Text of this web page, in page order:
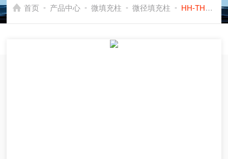
首页 - 产品中心 - 微填充柱 - 微径填充柱 - HH-THT四氢噻吩微径填充柱